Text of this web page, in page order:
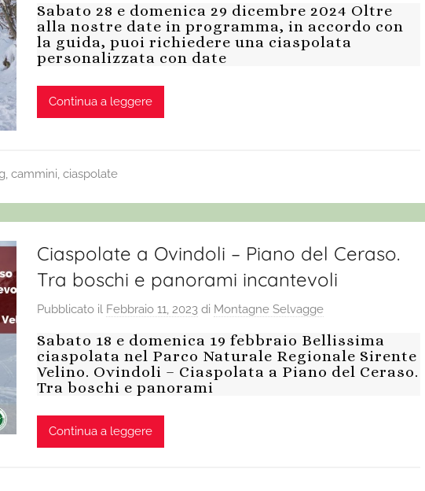
Sabato 28 e domenica 29 dicembre 2024 Oltre
alla nostre date in programma, in accordo con
la guida, puoi richiedere una ciaspolata
personalizzata con date
Continua a leggere
cammini, ciaspolate
Ciaspolate a Ovindoli – Piano del Ceraso.
Tra boschi e panorami incantevoli
Pubblicato il Febbraio 11, 2023di Montagne Selvagge
Sabato 18 e domenica 19 febbraio Bellissima
ciaspolata nel Parco Naturale Regionale Sirente
Velino. Ovindoli – Ciaspolata a Piano del Ceraso.
Tra boschi e panorami
Continua a leggere